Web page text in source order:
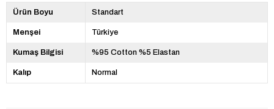
Ürün Boyu Standart
Menşei Türkiye
Kumaş Bilgisi %95 Cotton %5 Elastan
Kalıp Normal